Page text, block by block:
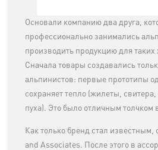
Основали компанию два друга,
профессионально занимались
производить продукцию для
Сначала товары создавались
альпинистов: первые прототипы
сохраняет тепло (жилеты, свитера,
пуха). Это было отличным толчком
Как только бренд стал известным,
and Associates. После этого в